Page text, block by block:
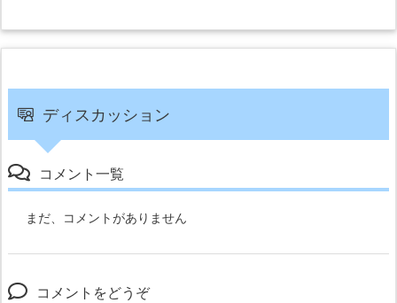
ディスカッション
コメント一覧
まだ、コメントがありません
コメントをどうぞ